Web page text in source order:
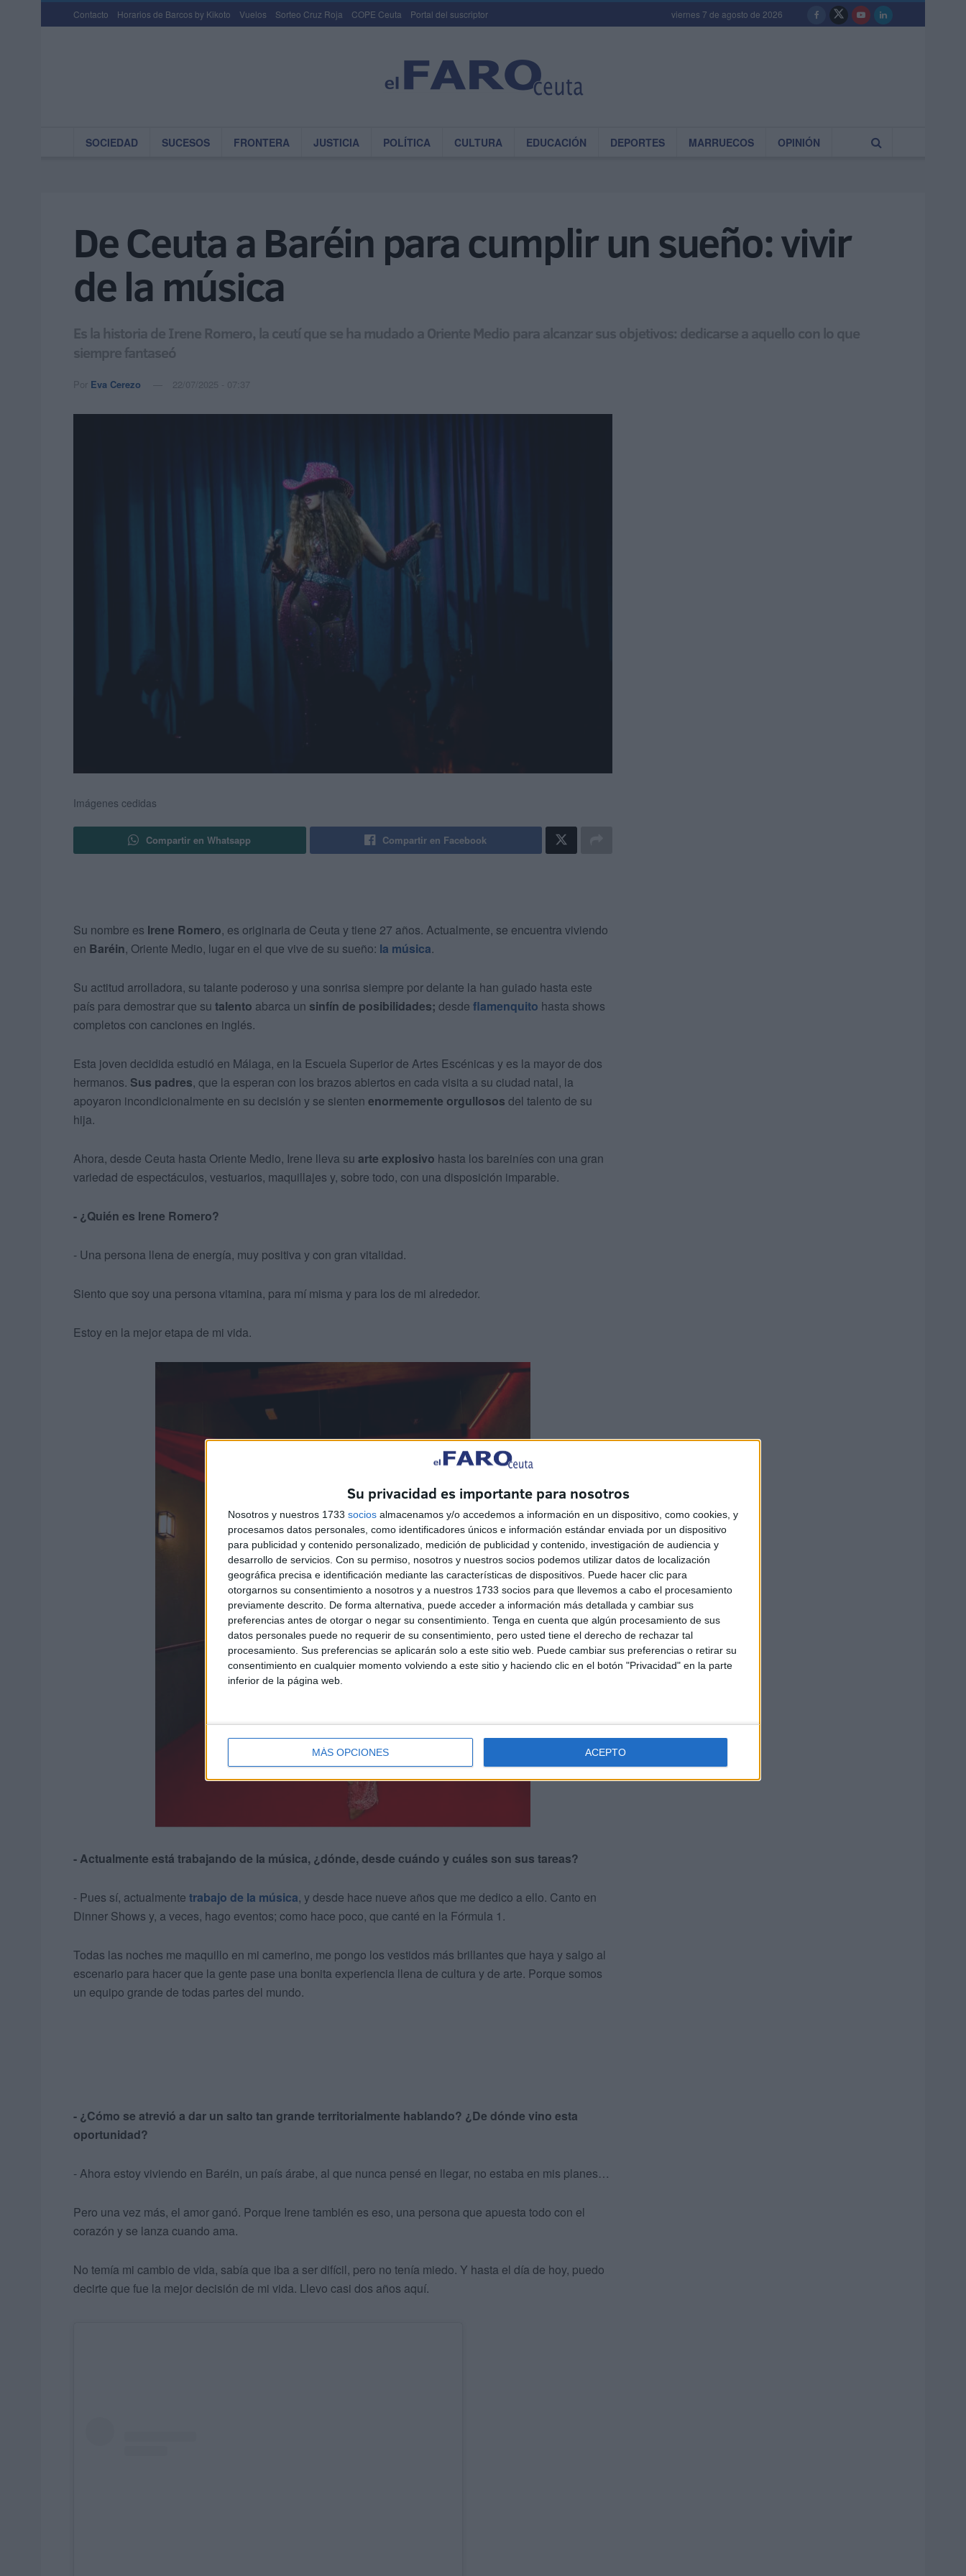
Su privacidad es importante para nosotros
Nosotros y nuestros 1733 socios almacenamos y/o accedemos a información en un dispositivo, como cookies, y
procesamos datos personales, como identificadores únicos e información estándar enviada por un dispositivo
para publicidad y contenido personalizado, medición de publicidad y contenido, investigación de audiencia y
desarrollo de servicios. Con su permiso, nosotros y nuestros socios podemos utilizar datos de localización
geográfica precisa e identificación mediante las características de dispositivos. Puede hacer clic para
otorgarnos su consentimiento a nosotros y a nuestros 1733 socios para que llevemos a cabo el procesamiento
previamente descrito. De forma alternativa, puede acceder a información más detallada y cambiar sus
preferencias antes de otorgar o negar su consentimiento. Tenga en cuenta que algún procesamiento de sus
datos personales puede no requerir de su consentimiento, pero usted tiene el derecho de rechazar tal
procesamiento. Sus preferencias se aplicarán solo a este sitio web. Puede cambiar sus preferencias o retirar su
consentimiento en cualquier momento volviendo a este sitio y haciendo clic en el botón "Privacidad" en la parte
inferior de la página web.
MÁS OPCIONES ACEPTO
Contacto Horarios de Barcos by Kikoto Vuelos Sorteo Cruz Roja COPE Ceuta Portal del suscriptor viernes 7 de agosto de 2026
SOCIEDAD SUCESOS FRONTERA JUSTICIA POLÍTICA CULTURA EDUCACIÓN DEPORTES MARRUECOS OPINIÓN
De Ceuta a Baréin para cumplir un sueño: vivir
de la música
Es la historia de Irene Romero, la ceutí que se ha mudado a Oriente Medio para alcanzar sus objetivos: dedicarse a aquello con lo que
siempre fantaseó
Por Eva Cerezo 22/07/2025 - 07:37
Imágenes cedidas
Compartir en Whatsapp Compartir en Facebook
Su nombre es Irene Romero, es originaria de Ceuta y tiene 27 años. Actualmente, se encuentra viviendo
en Baréin, Oriente Medio, lugar en el que vive de su sueño: la música.
Su actitud arrolladora, su talante poderoso y una sonrisa siempre por delante la han guiado hasta este
país para demostrar que su talento abarca un sinfín de posibilidades; desde flamenquito hasta shows
completos con canciones en inglés.
Esta joven decidida estudió en Málaga, en la Escuela Superior de Artes Escénicas y es la mayor de dos
hermanos. Sus padres, que la esperan con los brazos abiertos en cada visita a su ciudad natal, la
apoyaron incondicionalmente en su decisión y se sienten enormemente orgullosos del talento de su
hija.
Ahora, desde Ceuta hasta Oriente Medio, Irene lleva su arte explosivo hasta los bareiníes con una gran
variedad de espectáculos, vestuarios, maquillajes y, sobre todo, con una disposición imparable.
- ¿Quién es Irene Romero?
- Una persona llena de energía, muy positiva y con gran vitalidad.
Siento que soy una persona vitamina, para mí misma y para los de mi alrededor.
Estoy en la mejor etapa de mi vida.
- Actualmente está trabajando de la música, ¿dónde, desde cuándo y cuáles son sus tareas?
- Pues sí, actualmente trabajo de la música, y desde hace nueve años que me dedico a ello. Canto en
Dinner Shows y, a veces, hago eventos; como hace poco, que canté en la Fórmula 1.
Todas las noches me maquillo en mi camerino, me pongo los vestidos más brillantes que haya y salgo al
escenario para hacer que la gente pase una bonita experiencia llena de cultura y de arte. Porque somos
un equipo grande de todas partes del mundo.
- ¿Cómo se atrevió a dar un salto tan grande territorialmente hablando? ¿De dónde vino esta
oportunidad?
- Ahora estoy viviendo en Baréin, un país árabe, al que nunca pensé en llegar, no estaba en mis planes…
Pero una vez más, el amor ganó. Porque Irene también es eso, una persona que apuesta todo con el
corazón y se lanza cuando ama.
No temía mi cambio de vida, sabía que iba a ser difícil, pero no tenía miedo. Y hasta el día de hoy, puedo
decirte que fue la mejor decisión de mi vida. Llevo casi dos años aquí.